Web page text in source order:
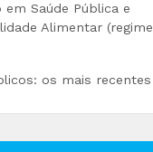
em Saúde Pública e
Alimentar (regime
os mais recentes